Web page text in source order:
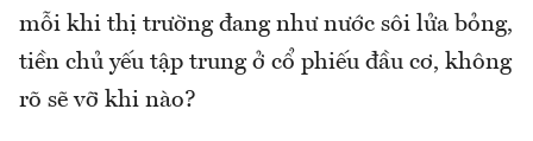
mỗi khi thị trường đang như nước sôi lửa bỏng,
tiền chủ yếu tập trung ở cổ phiếu đầu cơ, không
rõ sẽ vỡ khi nào?